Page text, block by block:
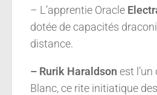
– L’apprentie Oracle
dotée de capacités
distance.
– Rurik Haraldson est
Blanc, ce rite initiatique